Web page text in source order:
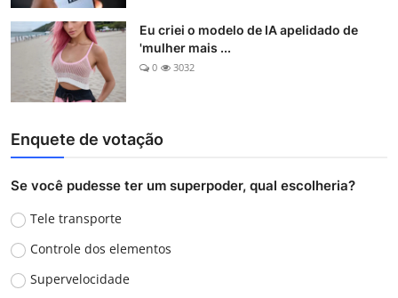
Eu criei o modelo de IA apelidado de
'mulher mais ...
0 3032
Enquete de votação
Se você pudesse ter um superpoder, qual escolheria?
Tele transporte
Controle dos elementos
Supervelocidade